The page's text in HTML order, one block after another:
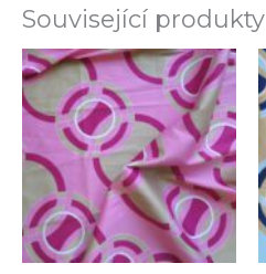
Související produkty